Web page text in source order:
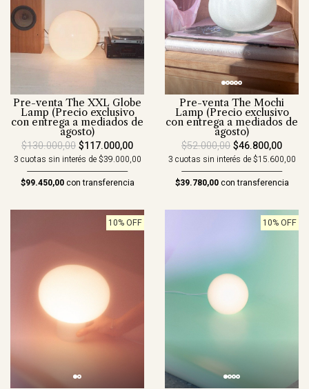
Pre-venta The XXL Globe
Lamp (Precio exclusivo
con entrega a mediados de
agosto)
$130.000,00$117.000,00
3 cuotas sin interés de $39.000,00
$99.450,00con transferencia
Pre-venta The Mochi
Lamp (Precio exclusivo
con entrega a mediados de
agosto)
$52.000,00$46.800,00
3 cuotas sin interés de $15.600,00
$39.780,00con transferencia
10% OFF 10% OFF